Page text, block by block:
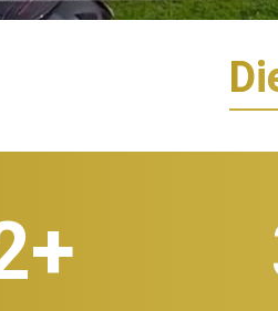
+